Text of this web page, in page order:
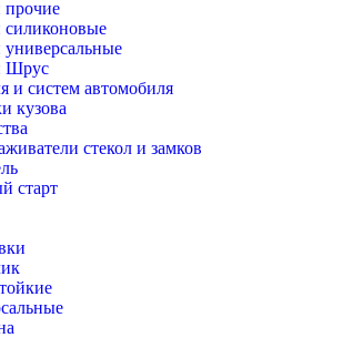
прочие
силиконовые
Шрус
и систем автомобиля
кузова
стекол и замков
старт